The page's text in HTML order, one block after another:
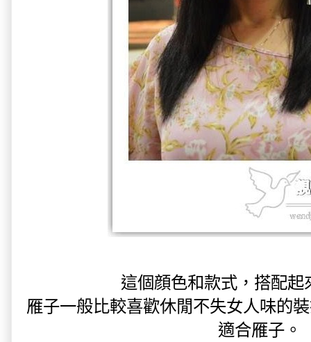
這個顔色和款式，搭配起
雁子一般比較喜歡休閒不失女人味的
適合雁子。